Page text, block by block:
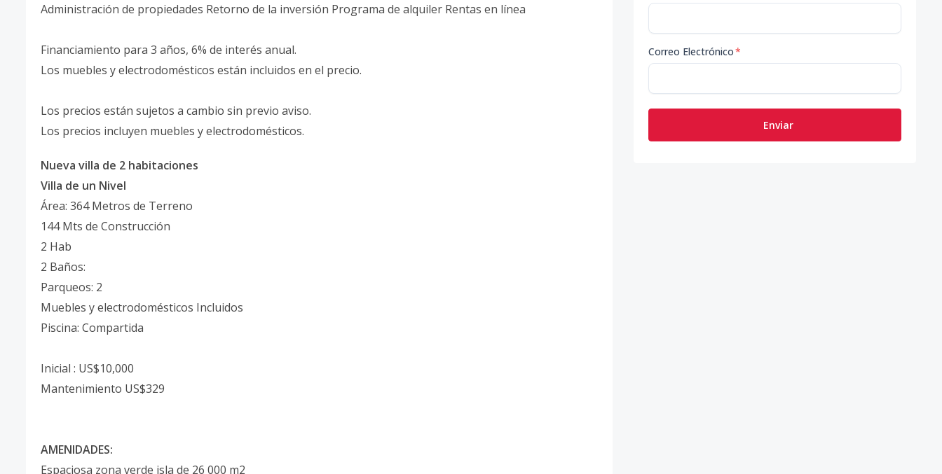
Administración de propiedades Retorno de la inversión Programa de alquiler Rentas en línea
Financiamiento para 3 años, 6% de interés anual.
Los muebles y electrodomésticos están incluidos en el precio.
Los precios están sujetos a cambio sin previo aviso.
Los precios incluyen muebles y electrodomésticos.
Nueva villa de 2 habitaciones
Villa de un Nivel
Área: 364 Metros de Terreno
144 Mts de Construcción
2 Hab
2 Baños:
Parqueos: 2
Muebles y electrodomésticos Incluidos
Piscina: Compartida
Inicial : US$10,000
Mantenimiento US$329
AMENIDADES:
Espaciosa zona verde isla de 26 000 m2
Correo Electrónico*
Enviar